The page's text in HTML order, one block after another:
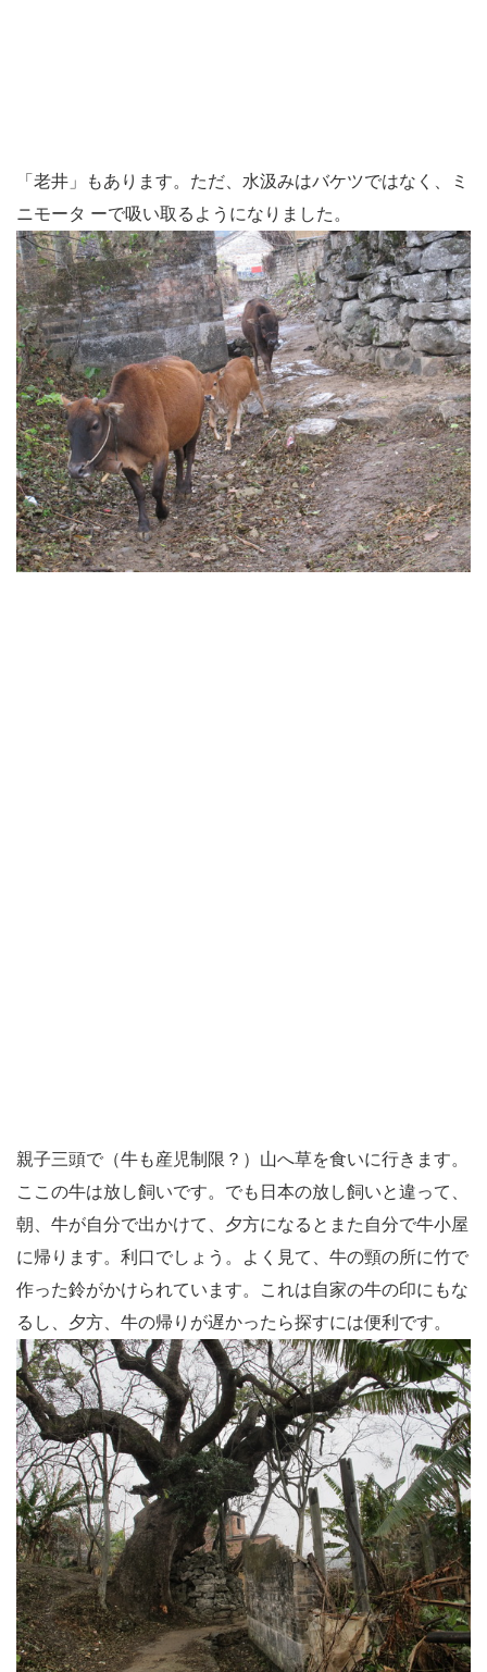
「老井」もあります。ただ、水汲みはバケツではなく、ミ
ニモータ ーで吸い取るようになりました。
親子三頭で（牛も産児制限？）山へ草を食いに行きます。
ここの牛は放し飼いです。でも日本の放し飼いと違って、
朝、牛が自分で出かけて、夕方になるとまた自分で牛小屋
に帰ります。利口でしょう。よく見て、牛の頸の所に竹で
作った鈴がかけられています。これは自家の牛の印にもな
るし、夕方、牛の帰りが遅かったら探すには便利です。